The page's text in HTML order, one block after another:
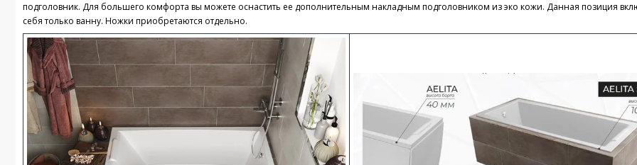
подголовник. Для большего комфорта вы можете оснастить ее дополнительным накладным подголовником из эко кожи. Данная позиция
себя только ванну. Ножки приобретаются отдельно.